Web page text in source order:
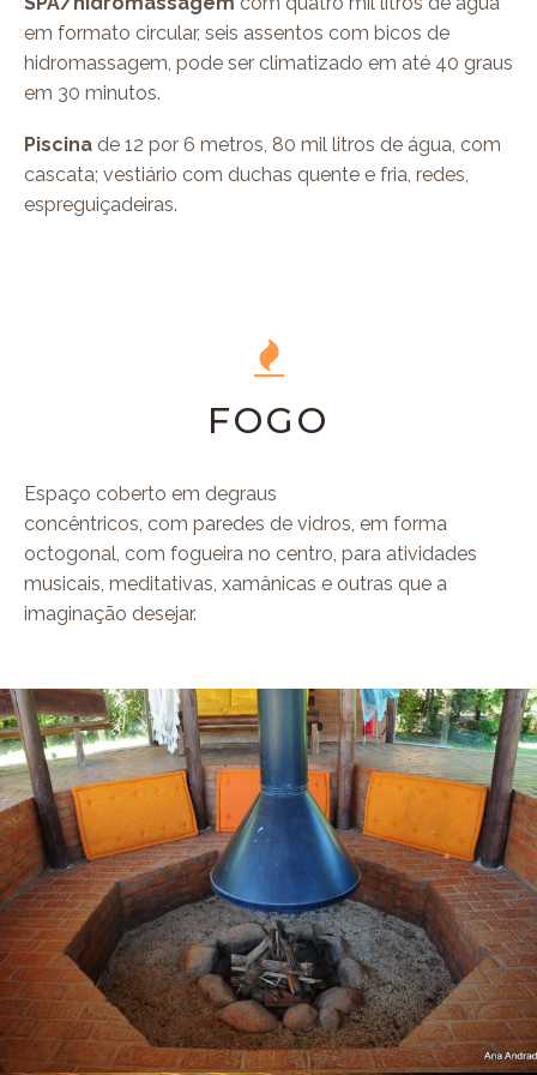
em formato circular, seis assentos com bicos de
hidromassagem, pode ser climatizado em até 40 graus
em 30 minutos.
Piscina de 12 por 6 metros, 80 mil litros de água, com
cascata; vestiário com duchas quente e fria, redes,
espreguiçadeiras.
FOGO
Espaço coberto em degraus
concêntricos, com paredes de vidros, em forma
octogonal, com fogueira no centro, para atividades
musicais, meditativas, xamânicas e outras que a
imaginação desejar.